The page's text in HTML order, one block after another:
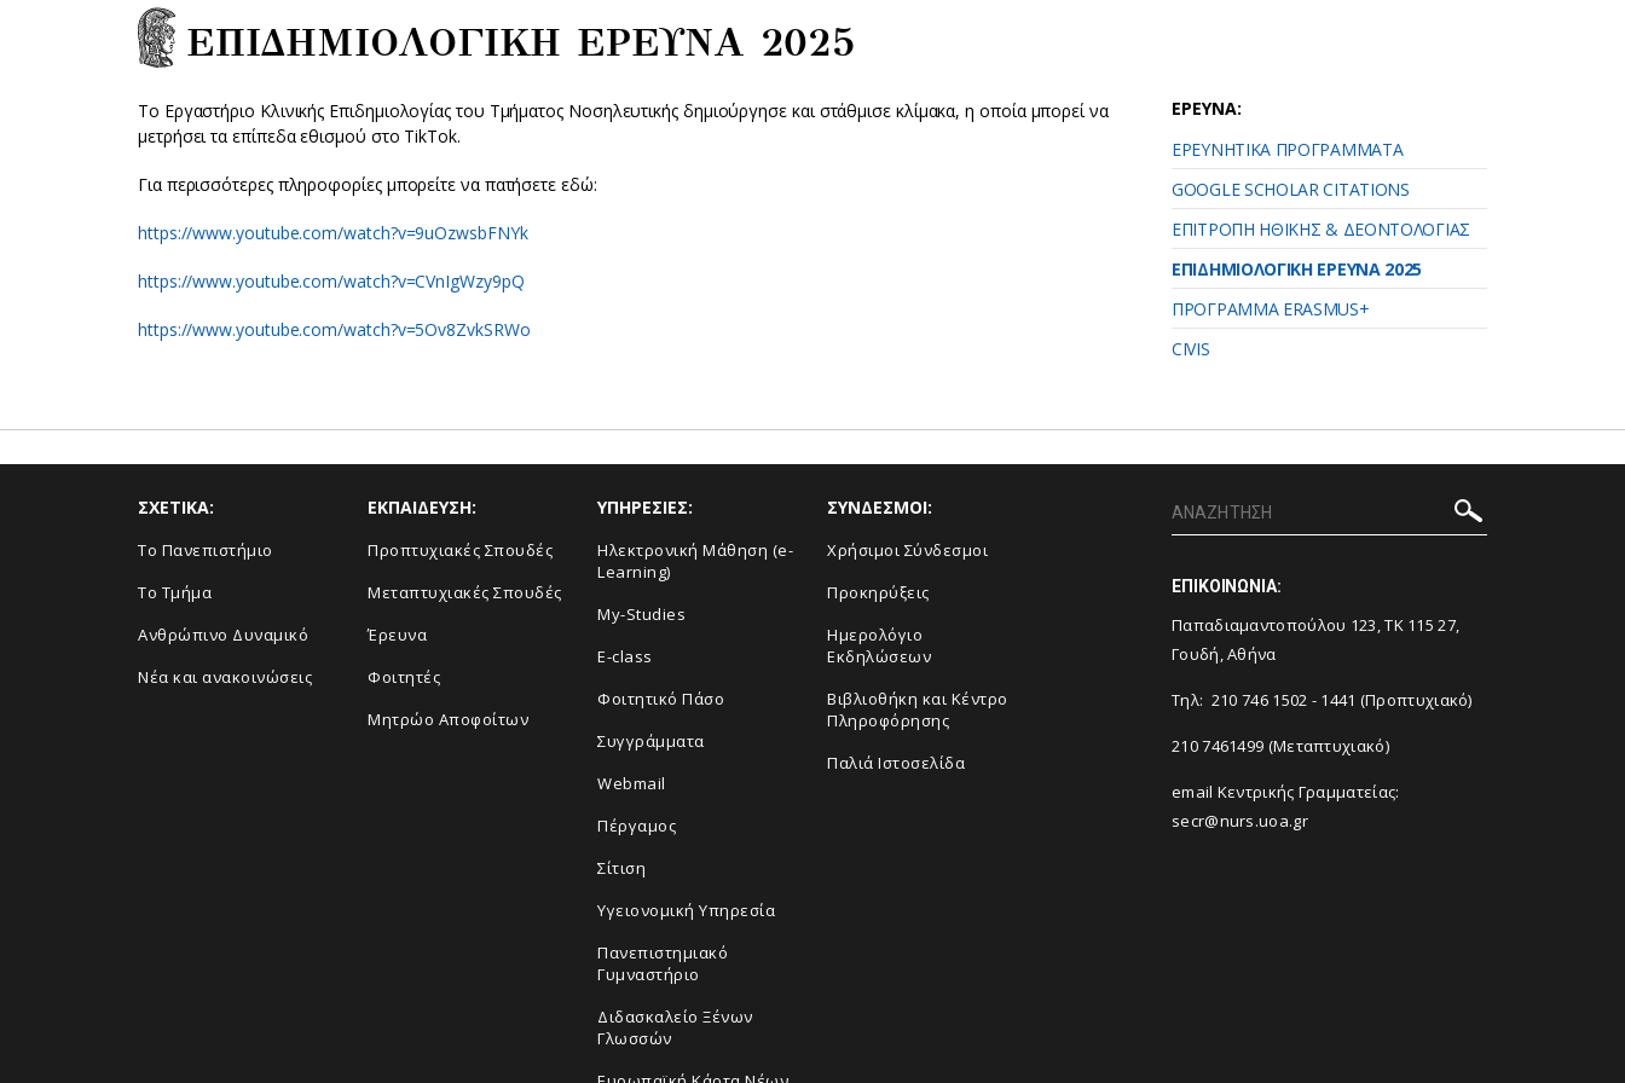
ΕΠΙΔΗΜΙΟΛΟΓΙΚΗ ΕΡΕΥΝΑ 2025
Το Εργαστήριο Κλινικής Επιδημιολογίας του Τμήματος Νοσηλευτικής δημιούργησε και στάθμισε κλίμακα, η οποία μπορεί να
μετρήσει τα επίπεδα εθισμού στο TikTok.
Για περισσότερες πληροφορίες μπορείτε να πατήσετε εδώ:
https://www.youtube.com/watch?v=9uOzwsbFNYk
https://www.youtube.com/watch?v=CVnIgWzy9pQ
https://www.youtube.com/watch?v=5Ov8ZvkSRWo
ΕΡΕΥΝΑ:
ΕΡΕΥΝΗΤΙΚΑ ΠΡΟΓΡΑΜΜΑΤΑ
GOOGLE SCHOLAR CITATIONS
ΕΠΙΤΡΟΠΗ ΗΘΙΚΗΣ & ΔΕΟΝΤΟΛΟΓΙΑΣ
ΕΠΙΔΗΜΙΟΛΟΓΙΚΗ ΕΡΕΥΝΑ 2025
ΠΡΟΓΡΑΜΜΑ ERASMUS+
CIVIS
ΣΧΕΤΙΚΑ:
Το Πανεπιστήμιο
Το Τμήμα
Ανθρώπινο Δυναμικό
Νέα και ανακοινώσεις
ΕΚΠΑΙΔΕΥΣΗ:
Προπτυχιακές Σπουδές
Μεταπτυχιακές Σπουδές
Έρευνα
Φοιτητές
Μητρώο Αποφοίτων
ΥΠΗΡΕΣΙΕΣ:
Ηλεκτρονική Μάθηση (e-
Learning)
My-Studies
E-class
Φοιτητικό Πάσο
Συγγράμματα
Webmail
Πέργαμος
Σίτιση
Υγειονομική Υπηρεσία
Πανεπιστημιακό
Γυμναστήριο
Διδασκαλείο Ξένων
Γλωσσών
ΣΥΝΔΕΣΜΟΙ:
Χρήσιμοι Σύνδεσμοι
Προκηρύξεις
Ημερολόγιο
Εκδηλώσεων
Βιβλιοθήκη και Κέντρο
Πληροφόρησης
Παλιά Ιστοσελίδα
ΕΠΙΚΟΙΝΩΝΙΑ:
Παπαδιαμαντοπούλου 123, ΤΚ 115 27,
Γουδή, Αθήνα
Τηλ: 210 746 1502 - 1441 (Προπτυχιακό)
210 7461499 (Μεταπτυχιακό)
email Κεντρικής Γραμματείας:
secr@nurs.uoa.gr